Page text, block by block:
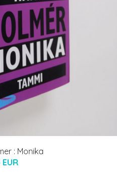
: Monika
EUR